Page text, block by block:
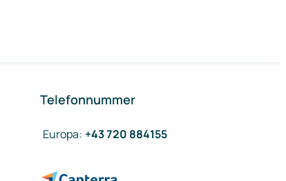
Telefonnummer
Europa: +43 720 884155